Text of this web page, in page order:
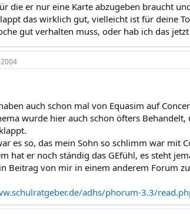
die er nur eine Karte abzugeben braucht
das wirklich gut, vielleicht ist für deine
gut verhalten muss, oder hab ich das
auch schon mal von Equasim auf
wurde hier auch schon öfters
es so, das mein Sohn so schlimm war mit
hat er noch ständig das GEfühl, es steht
Beitrag von mir in einem anderem Forum
adhs/phorum-3.3/